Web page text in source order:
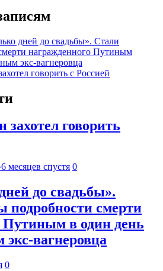
дней до свадьбы». Стали
награжденного Путиным
экс-вагнеровца
говорить с Россией
говорить
6 месяцев спустя 0
до свадьбы».
подробности смерти
Путиным в один день
вагнеровца
0